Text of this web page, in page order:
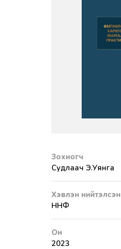
Зохиогч
Судлаач Э.Уянга
Хэвлэн нийтэлсэн
ННФ
Он
2023